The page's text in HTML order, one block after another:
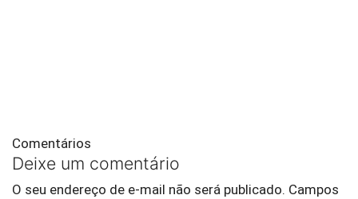
Comentários
Deixe um comentário
O seu endereço de e-mail não será publicado. Campos